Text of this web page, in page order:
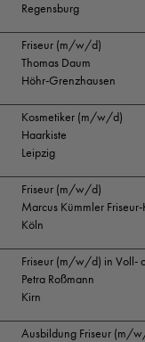
Regensburg
Friseur (m/w/d)
Thomas Daum
Höhr-Grenzhausen
Kosmetiker (m/w/d)
Haarkiste
Leipzig
Friseur (m/w/d)
Marcus Kümmler
Köln
Friseur (m/w/d) in Voll-
Petra Roßmann
Kirn
Ausbildung Friseur (m/